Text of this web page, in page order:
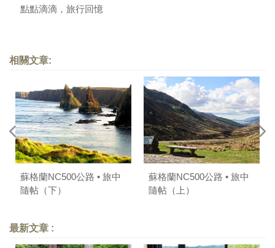
點點滴滴，旅行回憶
相關文章:
蘇格蘭NC500公路 • 旅中
隨帖（下）
蘇格蘭NC500公路 • 旅中
隨帖（上）
最新文章 :